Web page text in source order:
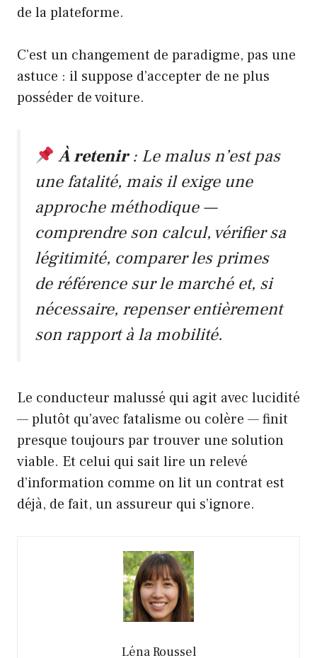
de la plateforme.
C’est un changement de paradigme, pas une
astuce : il suppose d’accepter de ne plus
posséder de voiture.
À retenir: Le malus n’est pas
une fatalité, mais il exige une
approche méthodique —
comprendre son calcul, vérifier sa
légitimité, comparer les primes
de référence sur le marché et, si
nécessaire, repenser entièrement
son rapport à la mobilité.
Le conducteur malussé qui agit avec lucidité
— plutôt qu’avec fatalisme ou colère — finit
presque toujours par trouver une solution
viable. Et celui qui sait lire un relevé
d’information comme on lit un contrat est
déjà, de fait, un assureur qui s’ignore.
Léna Roussel